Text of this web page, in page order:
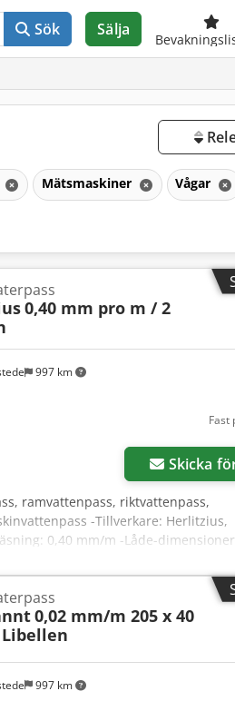
Sök Sälja
Mätsmaskiner Vågar
997 km
0,40 mm pro m / 2
Fast
Skicka
ramvattenpass, riktvattenpass,
-Tillverkare: Herlitzius,
0,40 mm/m -Låde-
997 km
0,02 mm/m 205 x 40